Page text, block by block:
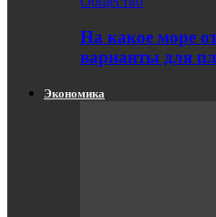
На какое море
варианты для
Экономика